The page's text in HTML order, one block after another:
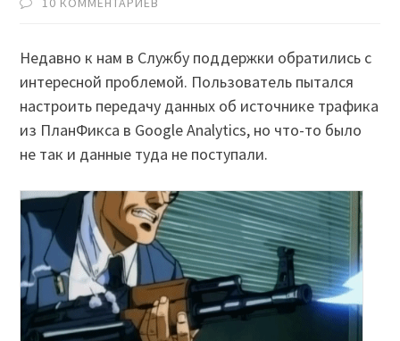
Недавно к нам в Службу поддержки обратились с
интересной проблемой. Пользователь пытался
настроить передачу данных об источнике трафика
из ПланФикса в Google Analytics, но что-то было
не так и данные туда не поступали.